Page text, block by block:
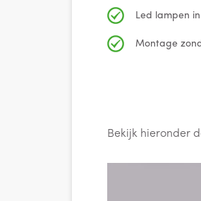
Led lampen
Montage
Bekijk hieronder